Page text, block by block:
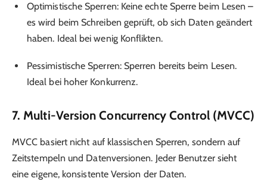
Optimistische Sperren: Keine echte Sperre beim Lesen –
es wird beim Schreiben geprüft, ob sich Daten geändert
haben. Ideal bei wenig Konflikten.
Pessimistische Sperren: Sperren bereits beim Lesen.
Ideal bei hoher Konkurrenz.
7. Multi-Version Concurrency Control (MVCC)
MVCC basiert nicht auf klassischen Sperren, sondern auf
Zeitstempeln und Datenversionen. Jeder Benutzer sieht
eine eigene, konsistente Version der Daten.